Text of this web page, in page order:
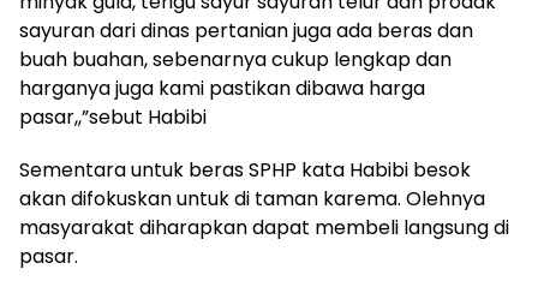
sayuran dari dinas pertanian juga ada beras dan
buah buahan, sebenarnya cukup lengkap dan
harganya juga kami pastikan dibawa harga
pasar,,”sebut Habibi
Sementara untuk beras SPHP kata Habibi besok
akan difokuskan untuk di taman karema. Olehnya
masyarakat diharapkan dapat membeli langsung di
pasar.